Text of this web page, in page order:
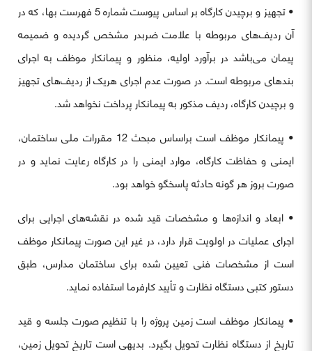
• تجهیز و برچیدن کارگاه بر اساس پیوست شماره 5 فهرست بها، که در
آن ردیف‌های مربوطه با علامت ضربدر مشخص گردیده و ضمیمه
پیمان می‌باشد در برآورد اولیه، منظور و پیمانکار موظف به اجرای
بندهای مربوطه است. در صورت عدم اجرای هریک از ردیف‌های تجهیز
و برچیدن کارگاه، ردیف مذکور به پیمانکار پرداخت نخواهد شد.
• پیمانکار موظف است براساس مبحث 12 مقررات ملی ساختمان،
ایمنی و حفاظت کارگاه، موارد ایمنی را در کارگاه رعایت نماید و در
صورت بروز هر گونه حادثه پاسخگو خواهد بود.
• ابعاد و اندازه‌ها و مشخصات قید شده در نقشه‌های اجرایی برای
اجرای عملیات در اولویت قرار دارد، در غیر این صورت پیمانکار موظف
است از مشخصات فنی تعیین شده برای ساختمان مدارس، طبق
دستور کتبی دستگاه نظارت و تأیید کارفرما استفاده نماید.
• پیمانکار موظف است زمین پروژه را با تنظیم صورت جلسه و قید
تاریخ از دستگاه نظارت تحویل بگیرد. بدیهی است تاریخ تحویل زمین،